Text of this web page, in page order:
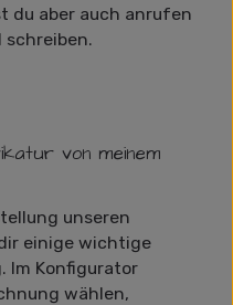
du aber auch anrufen
schreiben.
von meinem
unseren
einige wichtige
Im Konfigurator
wählen,